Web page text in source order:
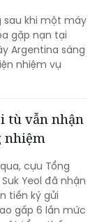
Argentina sáng
nhiệm vụ
tù vẫn nhận
cựu Tổng
Yeol đã nhận
tiền ký gửi
gấp 6 lần mức
tổng thống
vậy, cựu Đệ
hee cũng ghi